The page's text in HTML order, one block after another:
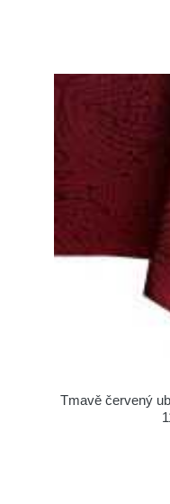
Tmavě červený